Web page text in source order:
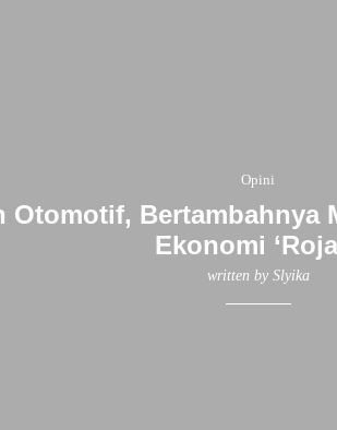
Opini
Otomotif, Bertambahnya
Ekonomi
written by Slyika